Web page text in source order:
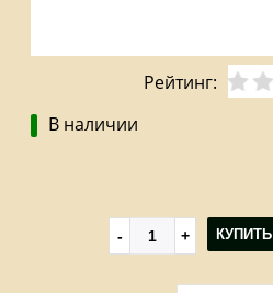
Рейтинг:
В наличии
КУПИТЬ